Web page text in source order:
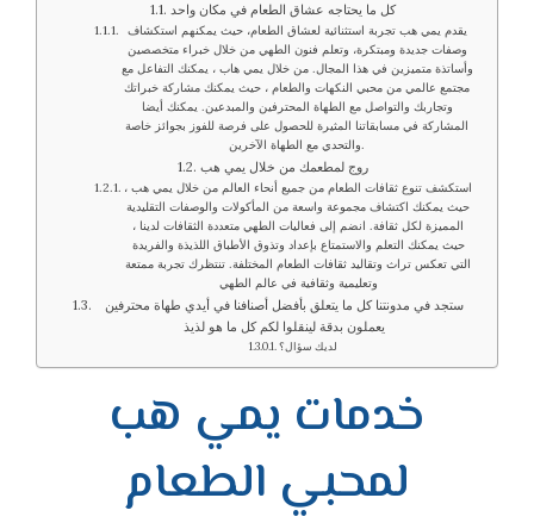
كل ما يحتاجه عشاق الطعام في مكان واحد
يقدم يمي هب تجربة استثنائية لعشاق الطعام، حيث يمكنهم استكشاف
وصفات جديدة ومبتكرة، وتعلم فنون الطهي من خلال خبراء متخصصين
وأساتذة متميزين في هذا المجال. من خلال يمي هاب ، يمكنك التفاعل مع
مجتمع عالمي من محبي النكهات والطعام ، حيث يمكنك مشاركة خبراتك
وتجاربك والتواصل مع الطهاة المحترفين والمبدعين. يمكنك أيضا
المشاركة في مسابقاتنا المثيرة للحصول على فرصة للفوز بجوائز خاصة
والتحدي مع الطهاة الآخرين.
روج لمطعمك من خلال يمي هب
استكشف تنوع ثقافات الطعام من جميع أنحاء العالم من خلال يمي هب ،
حيث يمكنك اكتشاف مجموعة واسعة من المأكولات والوصفات التقليدية
المميزة لكل ثقافة. انضم إلى فعاليات الطهي متعددة الثقافات لدينا ،
حيث يمكنك التعلم والاستمتاع بإعداد وتذوق الأطباق اللذيذة والفريدة
التي تعكس تراث وتقاليد ثقافات الطعام المختلفة. تنتظرك تجربة ممتعة
وتعليمية وثقافية في عالم الطهي
ستجد في مدونتنا كل ما يتعلق بأفضل أصنافنا في أيدي طهاة محترفين
يعملون بدقة لينقلوا لكم كل ما هو لذيذ
لديك سؤال؟
خدمات يمي هب
لمحبي الطعام